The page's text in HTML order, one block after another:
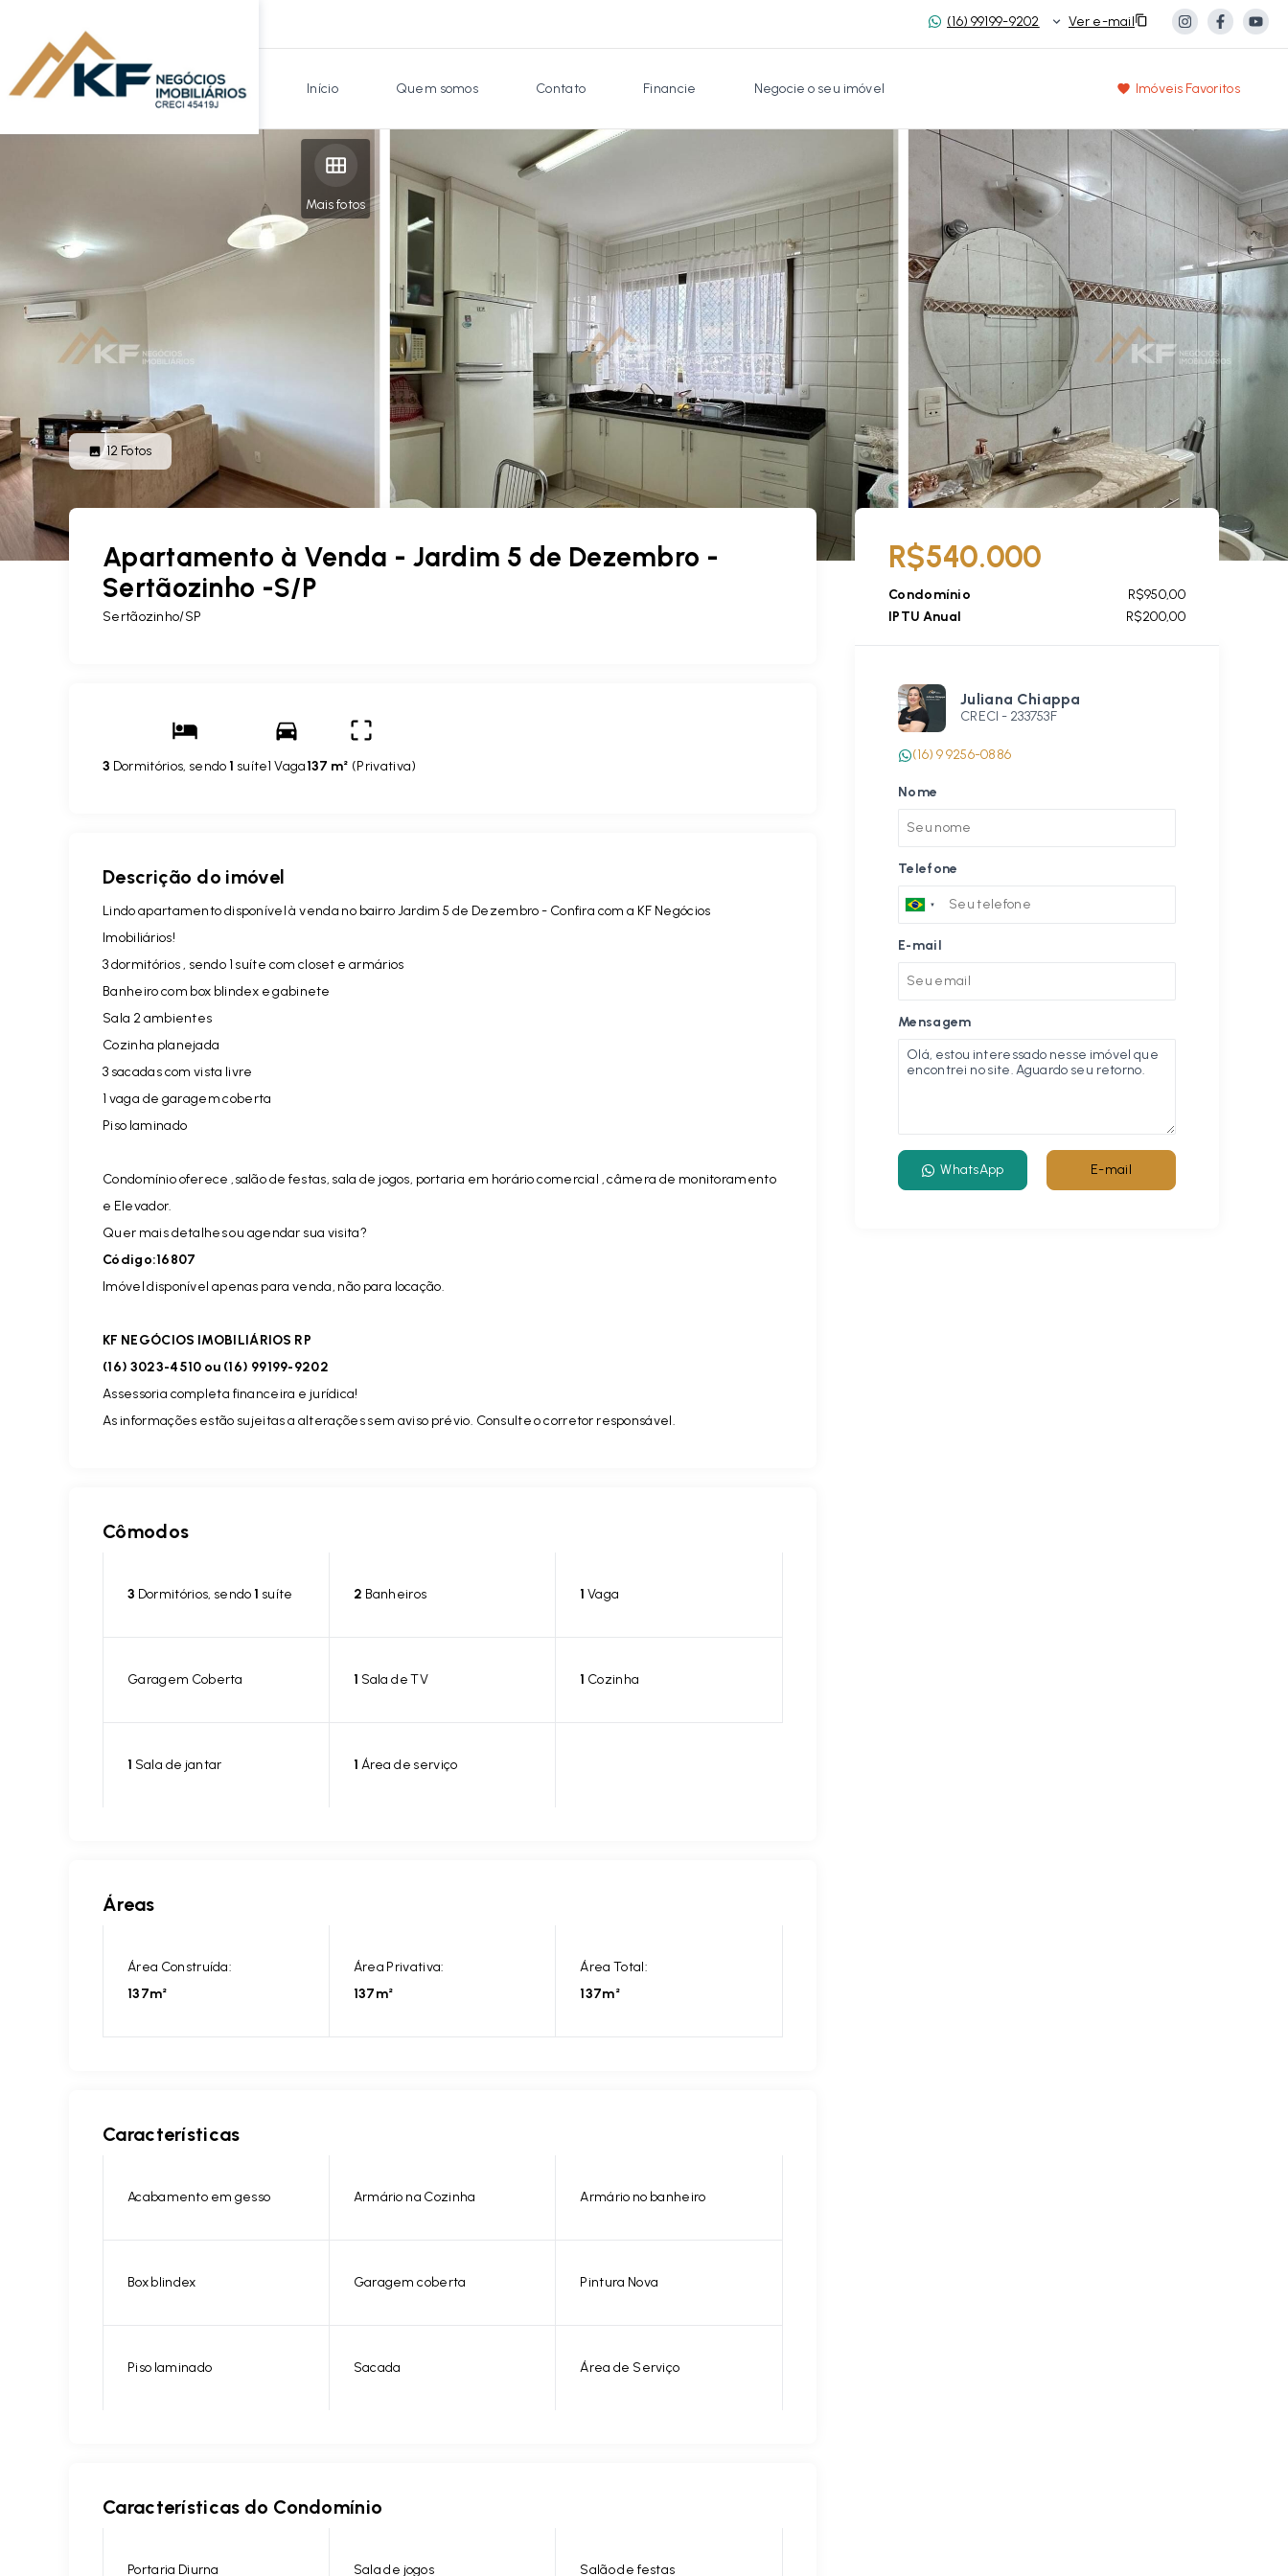
(16) 99199-9202 Ver e-mail
Início Quem somos Contato Financie Negocie o seu imóvel Imóveis Favoritos
Mais fotos
12 Fotos
Apartamento à Venda - Jardim 5 de Dezembro -
Sertãozinho -S/P
Sertãozinho/SP
3 Dormitórios, sendo1 suíte1 Vaga137 m² (Privativa)
Descrição do imóvel
Lindo apartamento disponível à venda no bairro Jardim 5 de Dezembro - Confira com a KF Negócios
Imobiliários!
3 dormitórios , sendo 1 suíte com closet e armários
Banheiro com box blindex e gabinete
Sala 2 ambientes
Cozinha planejada
3 sacadas com vista livre
1 vaga de garagem coberta
Piso laminado
Condomínio oferece ,salão de festas, sala de jogos, portaria em horário comercial , câmera de monitoramento
e Elevador.
Quer mais detalhes ou agendar sua visita?
Código:16807
Imóvel disponível apenas para venda, não para locação.
KF NEGÓCIOS IMOBILIÁRIOS RP
(16) 3023-4510 ou (16) 99199-9202
Assessoria completa financeira e jurídica!
As informações estão sujeitas a alterações sem aviso prévio. Consulte o corretor responsável.
Cômodos
3 Dormitórios, sendo1 suíte 2 Banheiros 1 Vaga
Garagem Coberta 1 Sala de TV 1 Cozinha
1 Sala de jantar 1 Área de serviço
Áreas
Área Construída:
137m²
Área Privativa:
137m²
Área Total:
137m²
Características
Acabamento em gesso Armário na Cozinha Armário no banheiro
Box blindex Garagem coberta Pintura Nova
Piso laminado Sacada Área de Serviço
Características do Condomínio
Portaria Diurna Sala de jogos Salão de festas
R$540.000
Condomínio
R$950,00
IPTU Anual
R$200,00
Juliana Chiappa
CRECI - 233753F
(16) 9 9256-0886
Nome
Telefone
E-mail
Mensagem
WhatsApp E-mail